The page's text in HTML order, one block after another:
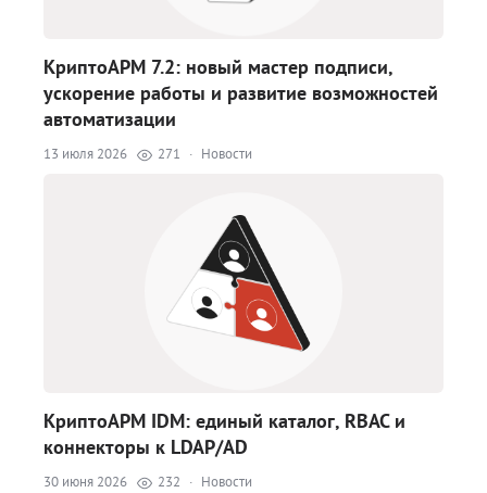
КриптоАРМ 7.2: новый мастер подписи,
ускорение работы и развитие возможностей
автоматизации
13 июля 2026 271 · Новости
КриптоАРМ IDM: единый каталог, RBAC и
коннекторы к LDAP/AD
30 июня 2026 232 · Новости